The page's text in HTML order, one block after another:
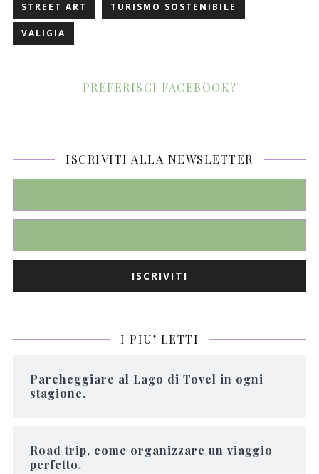
STREET ART TURISMO SOSTENIBILE
VALIGIA
PREFERISCI FACEBOOK?
ISCRIVITI ALLA NEWSLETTER
I PIU’ LETTI
Parcheggiare al Lago di Tovel in ogni
stagione.
Road trip, come organizzare un viaggio
perfetto.